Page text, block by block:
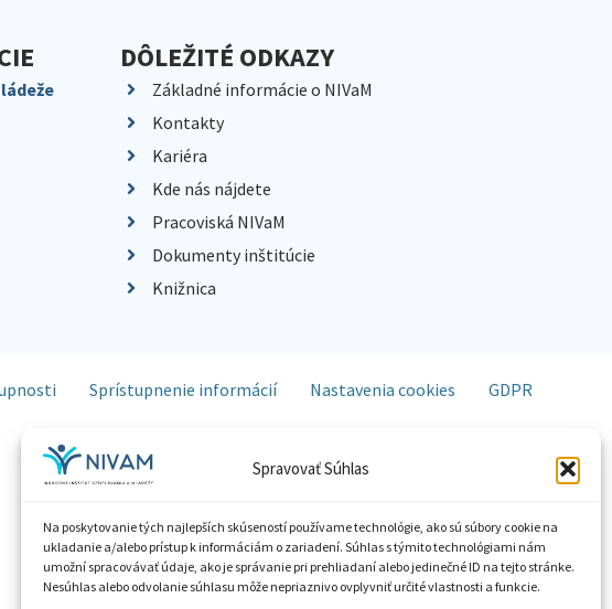
Spravovať Súhlas
Na poskytovanie tých najlepších skúseností používame technológie, ako sú súbory cookie na
ukladanie a/alebo prístup k informáciám o zariadení. Súhlas s týmito technológiami nám
umožní spracovávať údaje, ako je správanie pri prehliadaní alebo jedinečné ID na tejto stránke.
Nesúhlas alebo odvolanie súhlasu môže nepriaznivo ovplyvniť určité vlastnosti a funkcie.
DÔLEŽITÉ ODKAZY
Základné informácie o NIVaM
Kontakty
Kariéra
Kde nás nájdete
Pracoviská NIVaM
Dokumenty inštitúcie
Knižnica
Sprístupnenie informácií Nastavenia cookies GDPR